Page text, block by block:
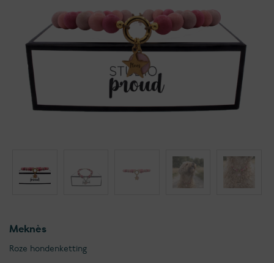
Meknès
Roze hondenketting